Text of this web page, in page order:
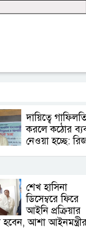
দায়িত্বে
করলে কঠোর
নেওয়া হচ্ছে:
শেখ হাসিনা
ডিসেম্বরে ফিরে
আইনি প্রক্রিয়ার
আশা